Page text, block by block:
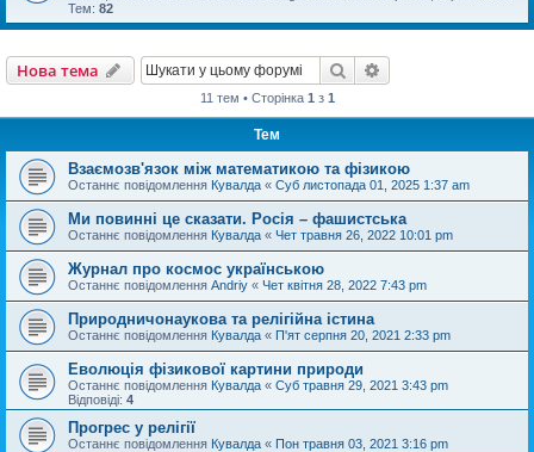
Тем: 82
Нова тема Пошук
11 тем • Сторінка 1 з 1
Тем
Взаємозв'язок між математикою та фізикою
Останнє повідомлення Кувалда « Суб листопада 01, 2025 1:37 am
Ми повинні це сказати. Росія – фашистська
Останнє повідомлення Кувалда « Чет травня 26, 2022 10:01 pm
Журнал про космос українською
Останнє повідомлення Andriy « Чет квітня 28, 2022 7:43 pm
Природничонаукова та релігійна істина
Останнє повідомлення Кувалда « П'ят серпня 20, 2021 2:33 pm
Еволюція фізикової картини природи
Останнє повідомлення Кувалда « Суб травня 29, 2021 3:43 pm
Відповіді: 4
Прогрес у релігії
Останнє повідомлення Кувалда « Пон травня 03, 2021 3:16 pm